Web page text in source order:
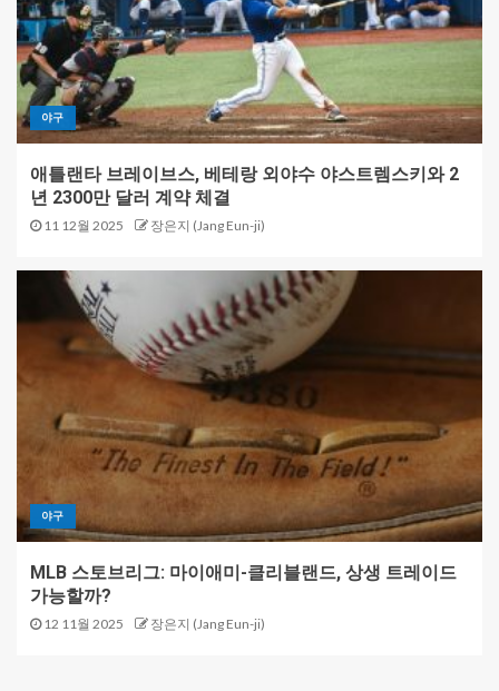
야구
애틀랜타 브레이브스, 베테랑 외야수 야스트렘스키와 2
년 2300만 달러 계약 체결
11 12월 2025 장은지 (Jang Eun-ji)
야구
MLB 스토브리그: 마이애미-클리블랜드, 상생 트레이드
가능할까?
12 11월 2025 장은지 (Jang Eun-ji)